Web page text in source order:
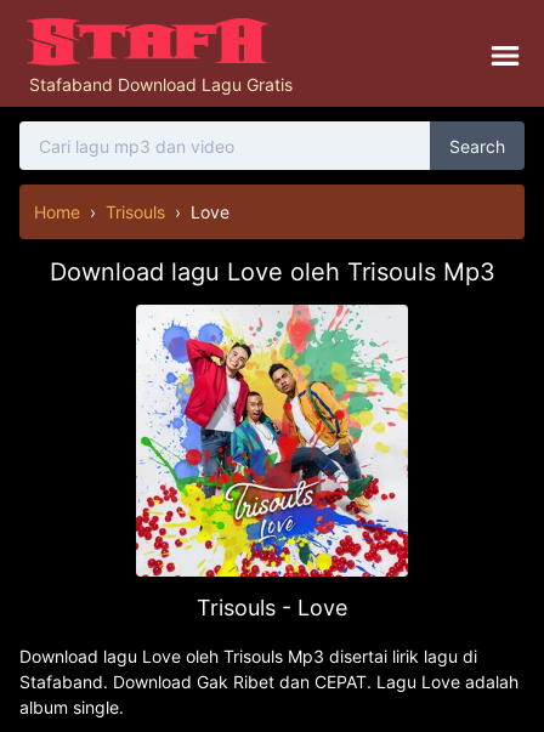
Stafaband Download Lagu Gratis
Search
Home › Trisouls › Love
Download lagu Love oleh Trisouls Mp3
Trisouls - Love
Download lagu Love oleh Trisouls Mp3 disertai lirik lagu di
Stafaband. Download Gak Ribet dan CEPAT. Lagu Love adalah
album single.